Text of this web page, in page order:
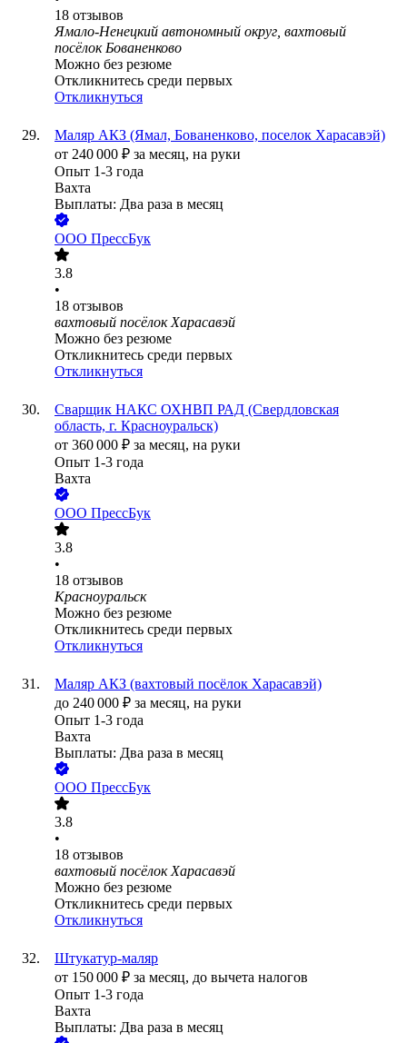
18 отзывов
Ямало-Ненецкий автономный округ, вахтовый
посёлок Бованенково
Можно без резюме
Откликнитесь среди первых
Откликнуться
Маляр АКЗ (Ямал, Бованенково, поселок Харасавэй)
от 240 000 ₽ за месяц, на руки
Опыт 1-3 года
Вахта
Выплаты: Два раза в месяц
ООО ПрессБук
3.8
•
18 отзывов
вахтовый посёлок Харасавэй
Можно без резюме
Откликнитесь среди первых
Откликнуться
Сварщик НАКС ОХНВП РАД (Свердловская
область, г. Красноуральск)
от 360 000 ₽ за месяц, на руки
Опыт 1-3 года
Вахта
ООО ПрессБук
3.8
•
18 отзывов
Красноуральск
Можно без резюме
Откликнитесь среди первых
Откликнуться
Маляр АКЗ (вахтовый посёлок Харасавэй)
до 240 000 ₽ за месяц, на руки
Опыт 1-3 года
Вахта
Выплаты: Два раза в месяц
ООО ПрессБук
3.8
•
18 отзывов
вахтовый посёлок Харасавэй
Можно без резюме
Откликнитесь среди первых
Откликнуться
Штукатур-маляр
от 150 000 ₽ за месяц, до вычета налогов
Опыт 1-3 года
Вахта
Выплаты: Два раза в месяц